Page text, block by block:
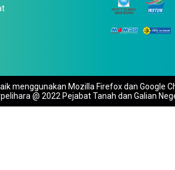
menggunakan Mozilla Firefox dan Google
@ 2022 Pejabat Tanah dan Galian